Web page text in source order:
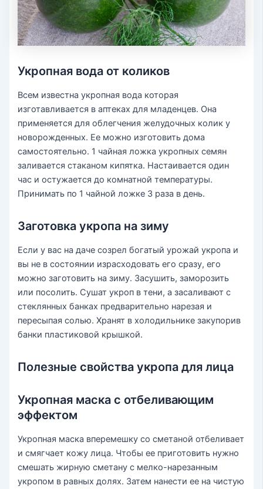
Укропная вода от коликов
Всем известна укропная вода которая
изготавливается в аптеках для младенцев. Она
применяется для облегчения желудочных колик у
новорожденных. Ее можно изготовить дома
самостоятельно. 1 чайная ложка укропных семян
заливается стаканом кипятка. Настаивается один
час и остужается до комнатной температуры.
Принимать по 1 чайной ложке 3 раза в день.
Заготовка укропа на зиму
Если у вас на даче созрел богатый урожай укропа и
вы не в состоянии израсходовать его сразу, его
можно заготовить на зиму. Засушить, заморозить
или посолить. Сушат укроп в тени, а засаливают с
стеклянных банках предварительно нарезая и
пересыпая солью. Хранят в холодильнике закупорив
банки пластиковой крышкой.
Полезные свойства укропа для лица
Укропная маска с отбеливающим
эффектом
Укропная маска вперемешку со сметаной отбеливает
и смягчает кожу лица. Чтобы ее приготовить нужно
смешать жирную сметану с мелко-нарезанным
укропом в равных долях. Затем нанести ее на чистую